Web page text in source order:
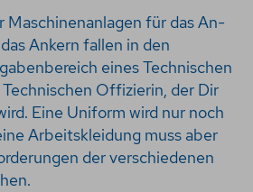
Maschinenanlagen für das An-
Ankern fallen in den
eines Technischen
Offizierin, der Dir
Eine Uniform wird nur noch
Arbeitskleidung muss aber
der verschiedenen